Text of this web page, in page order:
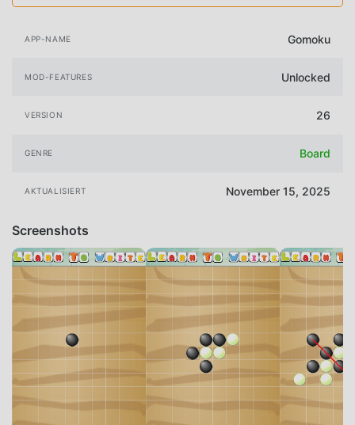
APP-NAME Gomoku
MOD-FEATURES Unlocked
VERSION 26
GENRE Board
AKTUALISIERT November 15, 2025
Screenshots